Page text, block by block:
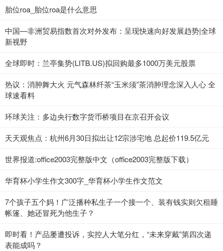
胎位roa_胎位roa是什么意思
中国—非洲贸易指数首次对外发布：呈现快速向好发展趋势|全球
新视野
全球即时：兰亭集势(LITB.US)拟回购最多1000万美元股票
热议：消肿舞大火 元气森林纤茶“玉米须”茶消肿理念深入人心 全
球速看料
环球关注：多边央行数字货币桥项目在京召开会议
天天观焦点：杭州6月30日拟出让12宗涉宅地 总起价119.5亿元
世界报道:office2003完整版中文（office2003完整版下载）
华育杯小学生作文300字_华育杯小学生作文范文
7个孩子五个妈！广泛播种私生子一个接一个、装有钱实则欠租睡
帐篷、她还冒死为他生子？
即时看！产品屡遭投诉，实控人大笔分红，“未来穿戴”第四次递
表能成吗？